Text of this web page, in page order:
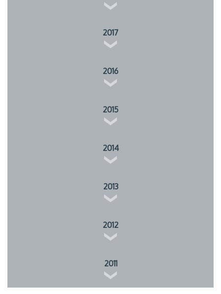
2017
2016
2015
2014
2013
2012
2011